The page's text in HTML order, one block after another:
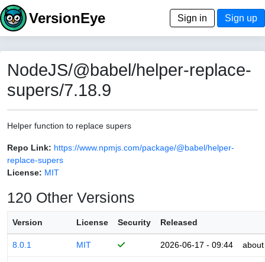
VersionEye Sign in Sign up
NodeJS/@babel/helper-replace-
supers/7.18.9
Helper function to replace supers
Repo Link: https://www.npmjs.com/package/@babel/helper-
replace-supers
License: MIT
120 Other Versions
Version License Security Released
8.0.1 MIT 2026-06-17 - 09:44